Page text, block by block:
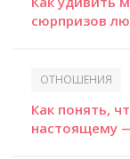
сюрпризов
ОТНОШЕНИЯ
Как понять,
настоящему